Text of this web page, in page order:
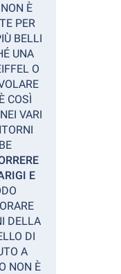
È
PER
BELLI
UNA
O
COSÌ
VARI
E
DELLA
DI
A
NON È